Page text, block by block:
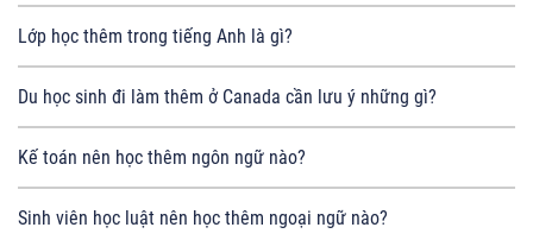
Lớp học thêm trong tiếng Anh là gì?
Du học sinh đi làm thêm ở Canada cần lưu ý những gì?
Kế toán nên học thêm ngôn ngữ nào?
Sinh viên học luật nên học thêm ngoại ngữ nào?